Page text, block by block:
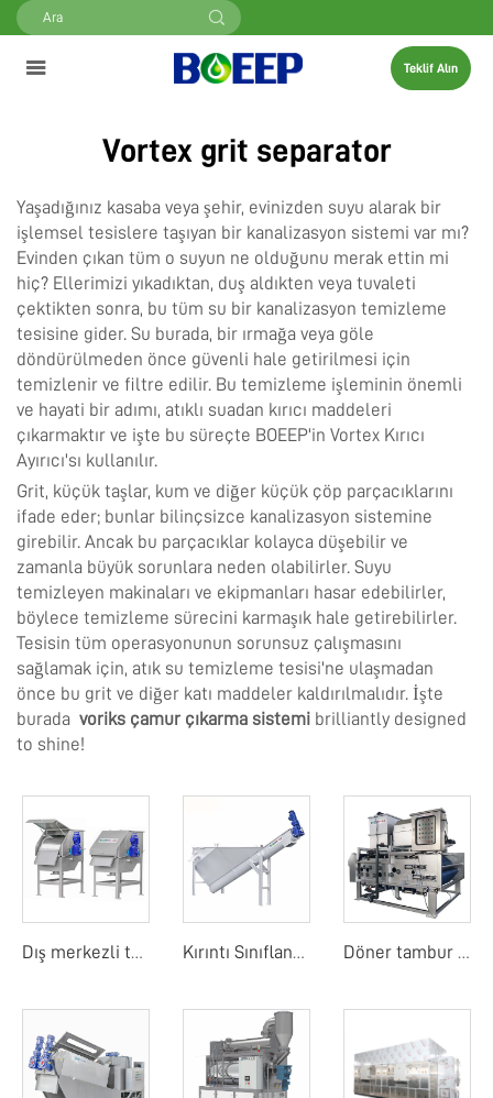
Teklif Alın
Vortex grit separator
Yaşadığınız kasaba veya şehir, evinizden suyu alarak bir
işlemsel tesislere taşıyan bir kanalizasyon sistemi var mı?
Evinden çıkan tüm o suyun ne olduğunu merak ettin mi
hiç? Ellerimizi yıkadıktan, duş aldıkten veya tuvaleti
çektikten sonra, bu tüm su bir kanalizasyon temizleme
tesisine gider. Su burada, bir ırmağa veya göle
döndürülmeden önce güvenli hale getirilmesi için
temizlenir ve filtre edilir. Bu temizleme işleminin önemli
ve hayati bir adımı, atıklı suadan kırıcı maddeleri
çıkarmaktır ve işte bu süreçte BOEEP'in Vortex Kırıcı
Ayırıcı'sı kullanılır.
Grit, küçük taşlar, kum ve diğer küçük çöp parçacıklarını
ifade eder; bunlar bilinçsizce kanalizasyon sistemine
girebilir. Ancak bu parçacıklar kolayca düşebilir ve
zamanla büyük sorunlara neden olabilirler. Suyu
temizleyen makinaları ve ekipmanları hasar edebilirler,
böylece temizleme sürecini karmaşık hale getirebilirler.
Tesisin tüm operasyonunun sorunsuz çalışmasını
sağlamak için, atık su temizleme tesisi'ne ulaşmadan
önce bu grit ve diğer katı maddeler kaldırılmalıdır. İşte
burada voriks çamur çıkarma sistemi brilliantly designed
to shine!
Dış merkezli tambur ekranı Kırıntı Sınıflandırıcı Döner tambur bant filtre basıncı